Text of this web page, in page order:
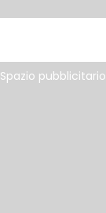
Spazio pubblicitario